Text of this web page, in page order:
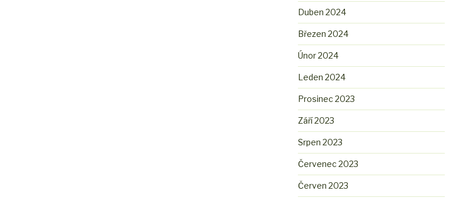
Duben 2024
Březen 2024
Únor 2024
Leden 2024
Prosinec 2023
Září 2023
Srpen 2023
Červenec 2023
Červen 2023